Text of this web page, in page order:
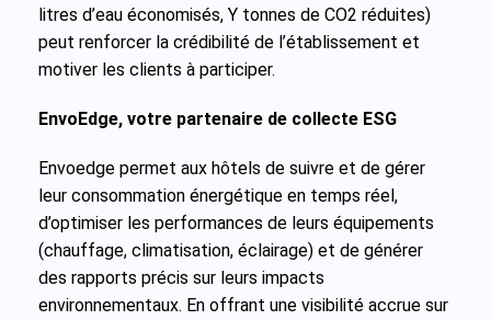
litres d’eau économisés, Y tonnes de CO2 réduites)
peut renforcer la crédibilité de l’établissement et
motiver les clients à participer.
EnvoEdge, votre partenaire de collecte ESG
Envoedge permet aux hôtels de suivre et de gérer
leur consommation énergétique en temps réel,
d’optimiser les performances de leurs équipements
(chauffage, climatisation, éclairage) et de générer
des rapports précis sur leurs impacts
environnementaux. En offrant une visibilité accrue sur